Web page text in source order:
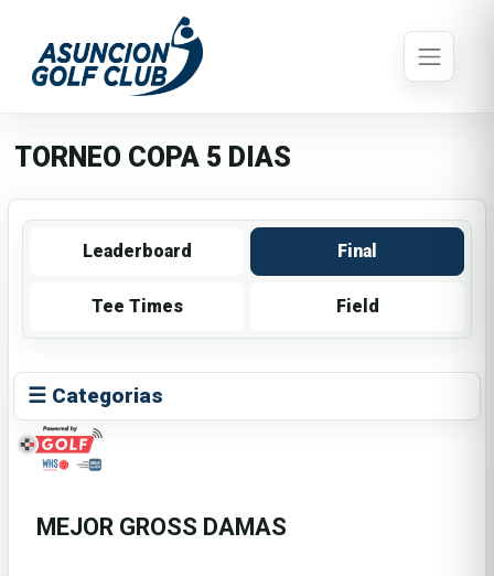
TORNEO COPA 5 DIAS
Leaderboard Final
Tee Times Field
☰ Categorias
MEJOR GROSS DAMAS